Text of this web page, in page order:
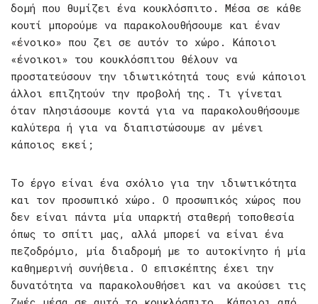
δομή που θυμίζει ένα κουκλόσπιτο. Μέσα σε κάθε
κουτί μπορούμε να παρακολουθήσουμε και έναν
«ένοικο» που ζει σε αυτόν το χώρο. Κάποιοι
«ένοικοι» του κουκλόσπιτου θέλουν να
προστατεύσουν την ιδιωτικότητά τους ενώ κάποιοι
άλλοι επιζητούν την προβολή της. Τι γίνεται
όταν πλησιάσουμε κοντά για να παρακολουθήσουμε
καλύτερα ή για να διαπιστώσουμε αν μένει
κάποιος εκεί;
Το έργο είναι ένα σχόλιο για την ιδιωτικότητα
και τον προσωπικό χώρο. Ο προσωπικός χώρος που
δεν είναι πάντα μία υπαρκτή σταθερή τοποθεσία
όπως το σπίτι μας, αλλά μπορεί να είναι ένα
πεζοδρόμιο, μία διαδρομή με το αυτοκίνητο ή μία
καθημερινή συνήθεια. Ο επισκέπτης έχει την
δυνατότητα να παρακολουθήσει και να ακούσει τις